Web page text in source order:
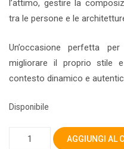
l’attimo, gestire la
tra le persone e le
Un’occasione perfetta
migliorare il proprio stile
contesto dinamico e
Disponibile
Brescia
AGGIUNGI AL